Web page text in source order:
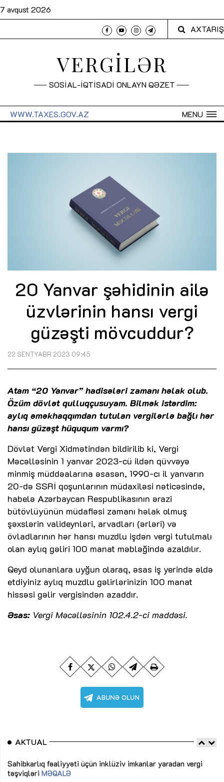
7 avqust 2026
AXTARIŞ
VERGİLƏR
SOSİAL-İQTİSADİ ONLAYN QƏZET
MENU
WWW.TAXES.GOV.AZ
20 Yanvar şəhidinin ailə
üzvlərinin hansı vergi
güzəşti mövcuddur?
22 SENTYABR 2023 09:45
Atam “20 Yanvar” hadisələri zamanı həlak olub.
Özüm dövlət qulluqçusuyam. Bilmək istərdim:
aylıq əməkhaqqımdan tutulan vergilərlə bağlı hər
hansı güzəşt hüququm varmı?
Dövlət Vergi Xidmətindən bildirilib ki, Vergi
Məcəlləsinin 1 yanvar 2023-cü ildən qüvvəyə
minmiş müddəalarına əsasən, 1990-cı il yanvarın
20-də SSRİ qoşunlarının müdaxiləsi nəticəsində,
habelə Azərbaycan Respublikasının ərazi
bütövlüyünün müdafiəsi zamanı həlak olmuş
şəxslərin valideynləri, arvadları (ərləri) və
övladlarının hər hansı muzdlu işdən vergi tutulmalı
olan aylıq gəliri 100 manat məbləğində azaldılır.
Qeyd olunanlara uyğun olaraq, əsas iş yerində əldə
etdiyiniz aylıq muzdlu gəlirlərinizin 100 manat
hissəsi gəlir vergisindən azaddır.
Əsas: Vergi Məcəlləsinin 102.4.2-ci maddəsi.
AKTUAL
Sahibkarlıq fəaliyyəti üçün inklüziv imkanlar yaradan vergi
təşviqləriMƏQALƏ